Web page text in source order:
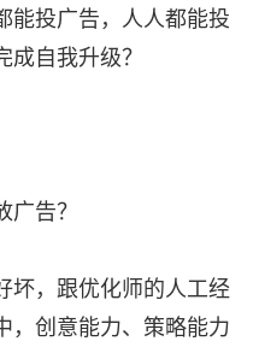
能投广告，人人都能投
自我升级？
告？
坏，跟优化师的人工经
，创意能力、策略能力